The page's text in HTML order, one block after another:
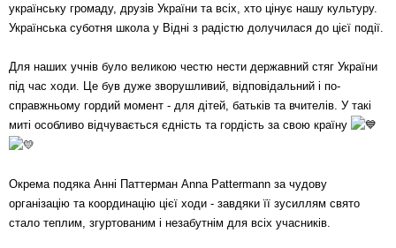
українську громаду, друзів України та всіх, хто цінує нашу культуру.
Українська суботня школа у Відні з радістю долучилася до цієї події.
Для наших учнів було великою честю нести державний стяг України
під час ходи. Це був дуже зворушливий, відповідальний і по-
справжньому гордий момент - для дітей, батьків та вчителів. У такі
миті особливо відчувається єдність та гордість за свою країну
Окрема подяка Анні Паттерман Anna Pattermann за чудову
організацію та координацію цієї ходи - завдяки її зусиллям свято
стало теплим, згуртованим і незабутнім для всіх учасників.